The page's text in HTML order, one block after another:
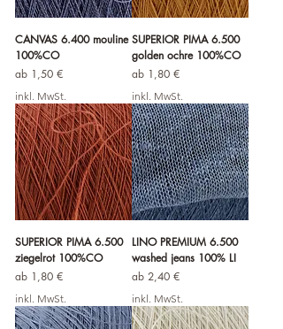
CANVAS 6.400 mouline
100%CO
ab 1,50 €
Sale-Preis
inkl. MwSt.
SUPERIOR PIMA 6.500
golden ochre 100%CO
ab 1,80 €
Sale-Preis
inkl. MwSt.
SUPERIOR PIMA 6.500
ziegelrot 100%CO
ab 1,80 €
Sale-Preis
inkl. MwSt.
LINO PREMIUM 6.500
washed jeans 100% LI
ab 2,40 €
Sale-Preis
inkl. MwSt.